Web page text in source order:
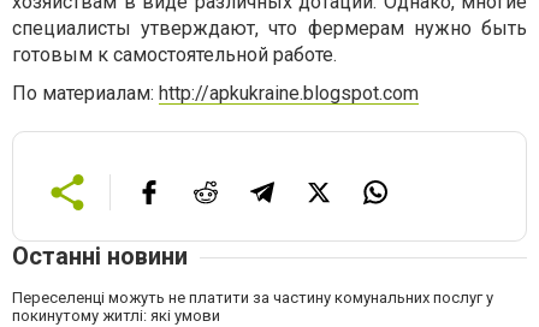
специалисты утверждают, что фермерам нужно быть
готовым к самостоятельной работе.
По материалам: http://apkukraine.blogspot.com
Останні новини
Переселенці можуть не платити за частину комунальних послуг у
покинутому житлі: які умови